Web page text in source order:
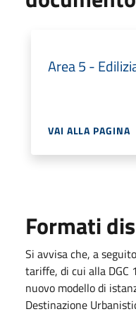
Area 5 -
VAI ALLA PAGINA
Formati
Si avvisa che, a
tariffe, di cui alla
nuovo modello di
Destinazione